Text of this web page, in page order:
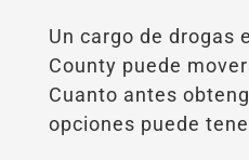
Un cargo de drogas
County puede
Cuanto antes
opciones puede